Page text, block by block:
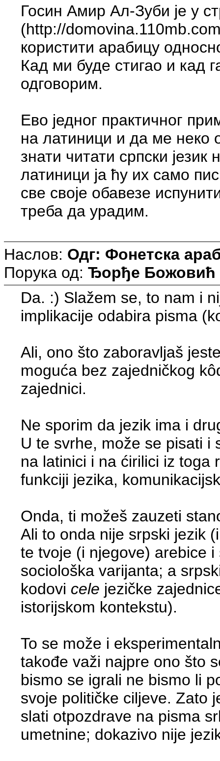
Госин Амир Ал-Зуби је у
(http://
користити арабицу
Кад ми буде стигао и кад
одговорим.
Ево једног практичног
на латиници и да ме неко
знати читати српски
латиници ја ћу их само
све своје обавезе
треба да урадим.
Наслов: Одг: Фонетска
Порука од: Ђорђе Божовић
Da. :) Slažem se, to nam i
implikacije odabira pisma
Ali, ono što zaboravljaš
moguća bez zajedničkog
zajednici.
Ne sporim da jezik ima i
U te svrhe, može se pisati i
na latinici i na ćirilici iz toga
funkciji jezika,
Onda, ti možeš zauzeti
Ali to onda nije srpski jezik
te tvoje (i njegove) arebice
sociološka varijanta; a
kodovi cele jezičke
istorijskom kontekstu).
To se može i
takođe važi najpre ono što
bismo se igrali ne bismo li
svoje političke ciljeve. Zato
slati otpozdrave na pisma
umetnine; dokazivo nije